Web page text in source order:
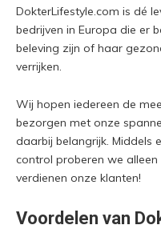
DokterLifestyle.com is dé
bedrijven in Europa die er
beleving zijn of haar
verrijken.
Wij hopen iedereen de
bezorgen met onze
daarbij belangrijk. Middels
control proberen we
verdienen onze klanten!
Voordelen van